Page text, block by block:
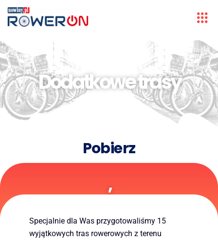
Dodatkowe trasy
Pobierz
,
Specjalnie dla Was przygotowaliśmy 15
wyjątkowych tras rowerowych z terenu